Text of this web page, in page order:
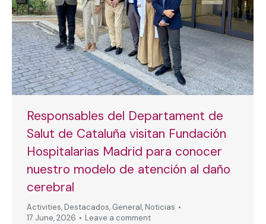
Responsables del Departament de
Salut de Cataluña visitan Fundación
Hospitalarias Madrid para conocer
nuestro modelo de atención al daño
cerebral
Activities, Destacados, General, Noticias
17 June, 2026
Leave a comment